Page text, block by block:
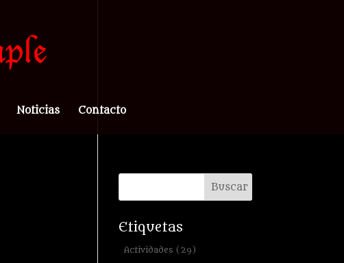
Noticias Contacto
Etiquetas
Actividades (29)